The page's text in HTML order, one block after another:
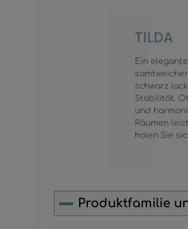
TILDA
Ein
schwarz
Stabilität.
und
Räumen
holen Sie
Produktfamilie